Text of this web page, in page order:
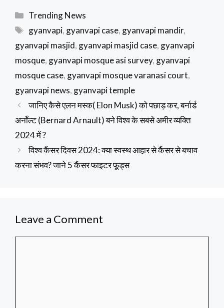
Categories
Trending News
Tags
gyanvapi, gyanvapi case, gyanvapi mandir,
gyanvapi masjid, gyanvapi masjid case, gyanvapi
mosque, gyanvapi mosque asi survey, gyanvapi
mosque case, gyanvapi mosque varanasi court,
gyanvapi news, gyanvapi temple
जानिए कैसे एलन मस्क( Elon Musk) को पछाड़ कर, बर्नार्ड
अर्नॉल्ट (Bernard Arnault) बने विश्व के सबसे अमीर व्यक्ति
2024 में ?
विश्व कैंसर दिवस 2024: क्या स्वस्थ आहार से कैंसर से बचाव
करना संभव? जाने 5 कैंसर फाइटर फूड्स
Leave a Comment